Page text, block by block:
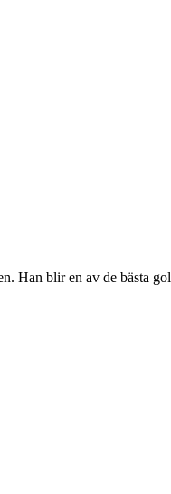
blir en av de bästa